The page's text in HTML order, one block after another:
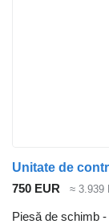
750 EUR ≈ 3.939
Piesă de schimb